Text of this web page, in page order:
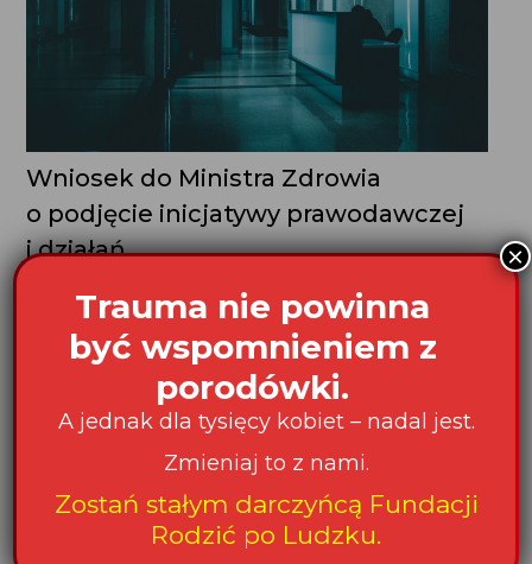
Wniosek do Ministra Zdrowia
o podjęcie inicjatywy prawodawczej
i działań...
doświadczającymi sytuacji szczególnych: poronienia,
narodzin chorego lub martwego dziecka. Warszawa,
20 sierpnia 2021 r., FRPL/182/2021/JP WNIOSEK
O PODJĘCIE INICJATYWY PRAWODAWCZEJ
I DZIAŁAŃ NADZORCZYCH ZWIĄZANYCH...
Trauma nie powinna
być wspomnieniem z
porodówki.
A jednak dla tysięcy kobiet – nadal jest.
Zmieniaj to z nami.
Zostań stałym darczyńcą Fundacji
Rodzić po Ludzku.
×